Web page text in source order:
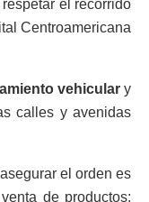
el recorrido
Centroamericana
vehicular y
calles y avenidas
el orden es
de productos;